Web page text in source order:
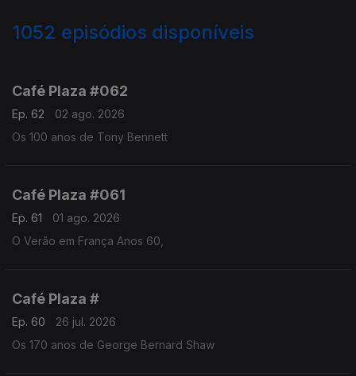
1052 episódios disponíveis
Café Plaza #062
Ep. 62
02 ago. 2026
Os 100 anos de Tony Bennett
Café Plaza #061
Ep. 61
01 ago. 2026
O Verão em França Anos 60,
Café Plaza #
Ep. 60
26 jul. 2026
Os 170 anos de George Bernard Shaw